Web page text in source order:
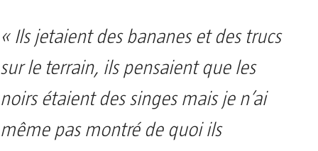
« Ils jetaient des bananes et des trucs
sur le terrain, ils pensaient que les
noirs étaient des singes mais je n’ai
même pas montré de quoi ils